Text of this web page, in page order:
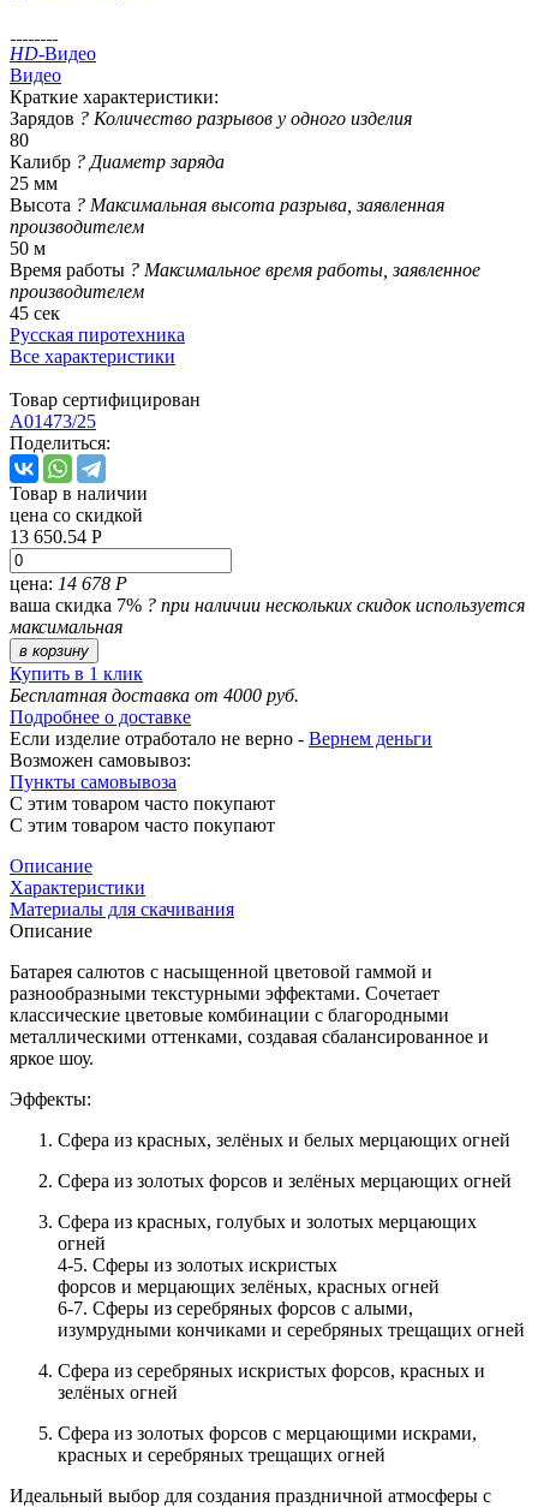
HD-Видео
Видео
Краткие характеристики:
Зарядов ? Количество разрывов у одного изделия
80
Калибр ? Диаметр заряда
25 мм
Высота ? Максимальная высота разрыва, заявленная
производителем
50 м
Время работы ? Максимальное время работы, заявленное
производителем
45 сек
Русская пиротехника
Все характеристики
Товар сертифицирован
A01473/25
Поделиться:
Товар в наличии
цена со скидкой
13 650.54 Р
цена: 14 678 Р
ваша скидка 7% ? при наличии нескольких скидок используется
максимальная
в корзину
Купить в 1 клик
Бесплатная доставка от 4000 руб.
Подробнее о доставке
Если изделие отработало не верно - Вернем деньги
Возможен самовывоз:
Пункты самовывоза
С этим товаром часто покупают
С этим товаром часто покупают
Описание
Характеристики
Материалы для скачивания
Описание
Батарея салютов с насыщенной цветовой гаммой и
разнообразными текстурными эффектами. Сочетает
классические цветовые комбинации с благородными
металлическими оттенками, создавая сбалансированное и
яркое шоу.
Эффекты:
Сфера из красных, зелёных и белых мерцающих огней
Сфера из золотых форсов и зелёных мерцающих огней
Сфера из красных, голубых и золотых мерцающих
огней
4-5. Сферы из золотых искристых
форсов и мерцающих зелёных, красных огней
6-7. Сферы из серебряных форсов с алыми,
изумрудными кончиками и серебряных трещащих огней
Сфера из серебряных искристых форсов, красных и
зелёных огней
Сфера из золотых форсов с мерцающими искрами,
красных и серебряных трещащих огней
Идеальный выбор для создания праздничной атмосферы с